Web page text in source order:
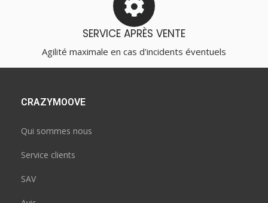
SERVICE APRÈS VENTE
Agilité maximale en cas d'incidents éventuels
CRAZYMOOVE
Qui sommes nous
Service clients
SAV